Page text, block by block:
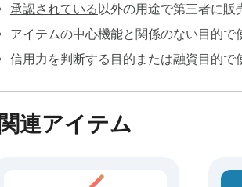
承認されている以外の用途で第三者に販
アイテムの中心機能と関係のない目的
信用力を判断する目的または融資目的で
関連アイテム